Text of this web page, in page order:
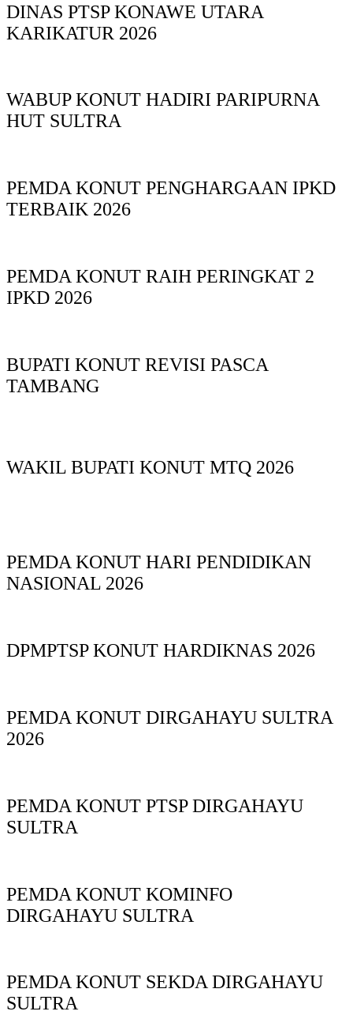
DINAS PTSP KONAWE UTARA
KARIKATUR 2026
WABUP KONUT HADIRI PARIPURNA
HUT SULTRA
PEMDA KONUT PENGHARGAAN IPKD
TERBAIK 2026
PEMDA KONUT RAIH PERINGKAT 2
IPKD 2026
BUPATI KONUT REVISI PASCA
TAMBANG
WAKIL BUPATI KONUT MTQ 2026
PEMDA KONUT HARI PENDIDIKAN
NASIONAL 2026
DPMPTSP KONUT HARDIKNAS 2026
PEMDA KONUT DIRGAHAYU SULTRA
2026
PEMDA KONUT PTSP DIRGAHAYU
SULTRA
PEMDA KONUT KOMINFO
DIRGAHAYU SULTRA
PEMDA KONUT SEKDA DIRGAHAYU
SULTRA